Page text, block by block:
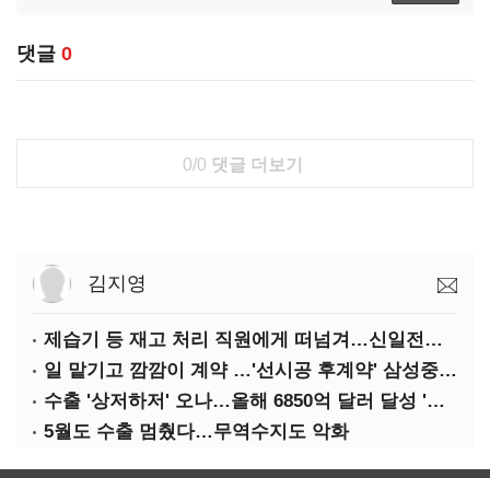
댓글 0
0/0 댓글 더보기
김지영
제습기 등 재고 처리 직원에게 떠넘겨…신일전자 '과징금 처벌'
일 맡기고 깜깜이 계약 …'선시공 후계약' 삼성중공업 덜미
수출 '상저하저' 오나…올해 6850억 달러 달성 '빨간불'
5월도 수출 멈췄다…무역수지도 악화